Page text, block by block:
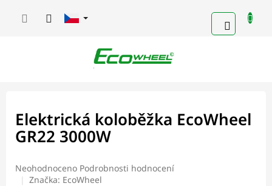
KOŠÍK
Elektrická koloběžka EcoWheel
GR22 3000W
Průměrné
hodnocení
Neohodnoceno Podrobnosti hodnocení
Značka: EcoWheel